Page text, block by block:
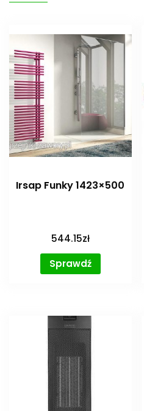
Irsap Funky 1423×500
544.15zł
Sprawdź